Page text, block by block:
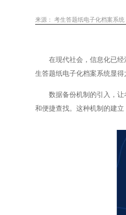
来源： 考生答题纸电子化档案系统
在现代社会，信息化已经渗
生答题纸电子化档案系统显得
数据备份机制的引入，让考
和便捷查找。这种机制的建